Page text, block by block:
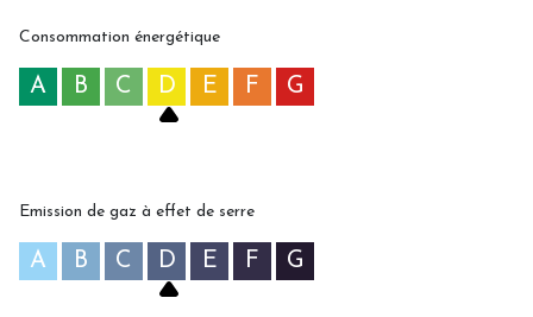
Consommation énergétique
A B C D E F G
Emission de gaz à effet de serre
A B C D E F G